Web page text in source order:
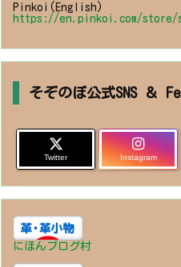
Pinkoi(English)
https://en.pinkoi.com/store/
そぞのぼ公式SNS ＆
Twitter Instagram
にほんブログ村